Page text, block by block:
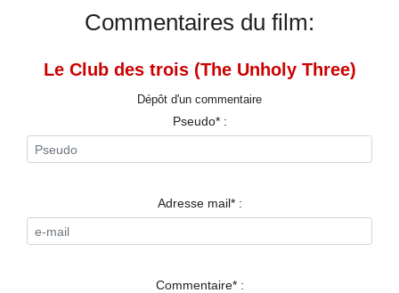
CINEMA
SPORTS
RESTAURANTS
Commentaires du film:
Le Club des trois (The Unholy Three)
Dépôt d'un commentaire
Pseudo* :
Adresse mail* :
Commentaire* :